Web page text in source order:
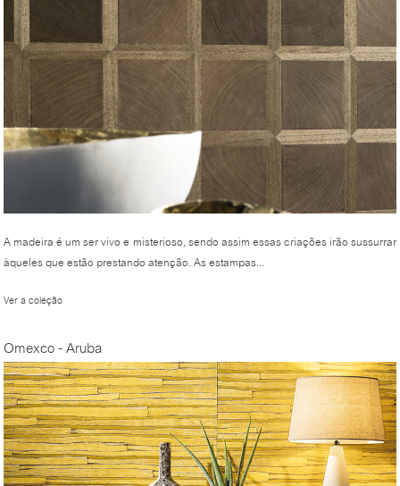
A madeira é um ser vivo e misterioso, sendo assim essas criações irão sussurrar
àqueles que estão prestando atenção. As estampas...
Ver a coleção
Omexco - Aruba